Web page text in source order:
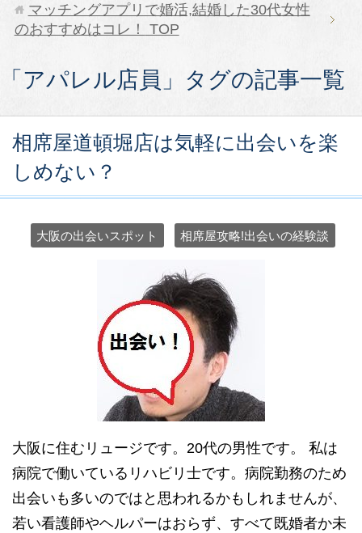
マッチングアプリで婚活,結婚した30代女性
のおすすめはコレ！
TOP
「アパレル店員」タグの記事一覧
相席屋道頓堀店は気軽に出会いを楽
しめない？
大阪の出会いスポット 相席屋攻略!出会いの経験談
大阪に住むリュージです。20代の男性です。 私は
病院で働いているリハビリ士です。病院勤務のため
出会いも多いのではと思われるかもしれませんが、
若い看護師やヘルパーはおらず、すべて既婚者か未